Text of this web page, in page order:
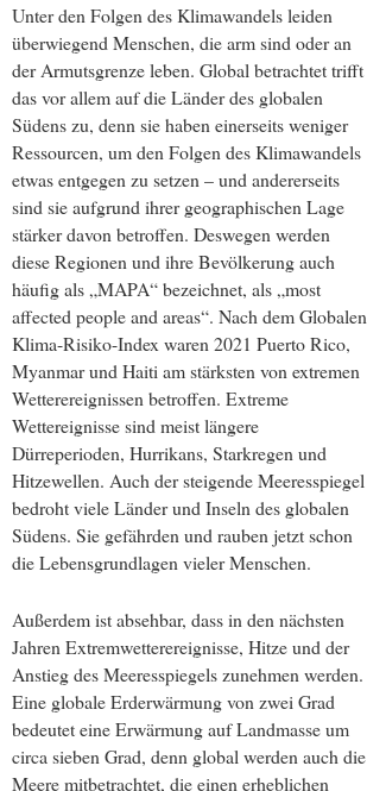
Unter den Folgen des Klimawandels leiden
überwiegend Menschen, die arm sind oder an
der Armutsgrenze leben. Global betrachtet trifft
das vor allem auf die Länder des globalen
Südens zu, denn sie haben einerseits weniger
Ressourcen, um den Folgen des Klimawandels
etwas entgegen zu setzen – und andererseits
sind sie aufgrund ihrer geographischen Lage
stärker davon betroffen. Deswegen werden
diese Regionen und ihre Bevölkerung auch
häufig als „MAPA“ bezeichnet, als „most
affected people and areas“. Nach dem Globalen
Klima-Risiko-Index waren 2021 Puerto Rico,
Myanmar und Haiti am stärksten von extremen
Wetterereignissen betroffen. Extreme
Wettereignisse sind meist längere
Dürreperioden, Hurrikans, Starkregen und
Hitzewellen. Auch der steigende Meeresspiegel
bedroht viele Länder und Inseln des globalen
Südens. Sie gefährden und rauben jetzt schon
die Lebensgrundlagen vieler Menschen.
Außerdem ist absehbar, dass in den nächsten
Jahren Extremwetterereignisse, Hitze und der
Anstieg des Meeresspiegels zunehmen werden.
Eine globale Erderwärmung von zwei Grad
bedeutet eine Erwärmung auf Landmasse um
circa sieben Grad, denn global werden auch die
Meere mitbetrachtet, die einen erheblichen